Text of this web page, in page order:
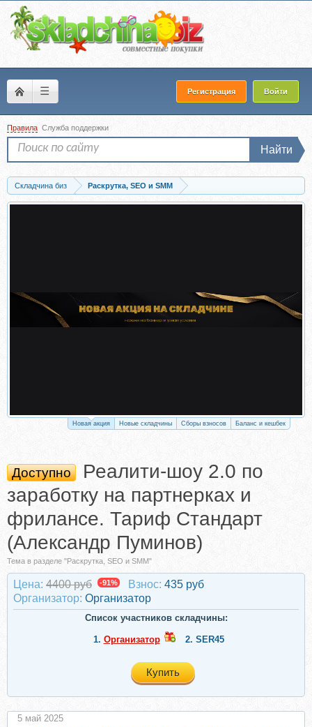
☰ Регистрация Войти
Правила Служба поддержки
Найти
Складчина биз
Раскрутка, SEO и SMM
Скачать Реалити-шоу 2.0 по заработку на партнерках и фрилансе. Тариф...
Новая акция Новые складчины Сборы взносов Баланс и кешбек
Доступно
Реалити-шоу 2.0 по
заработку на партнерках и
фрилансе. Тариф Стандарт
(Александр Пуминов)
Тема в разделе "Раскрутка, SEO и SMM"
Цена: 4400 руб -91% Взнос: 435 руб
Организатор: Организатор
Список участников складчины:
1. Организатор 2. SER45
Купить
5 май 2025